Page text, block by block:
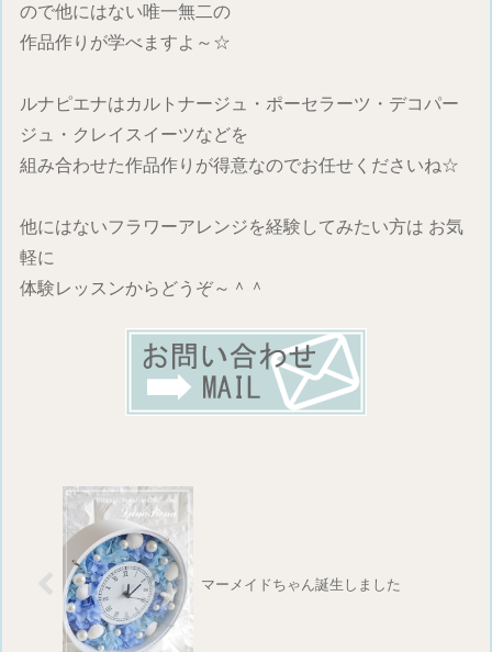
ので他にはない唯一無二の
作品作りが学べますよ～☆
ルナピエナはカルトナージュ・ポーセラーツ・デコパー
ジュ・クレイスイーツなどを
組み合わせた作品作りが得意なのでお任せくださいね☆
他にはないフラワーアレンジを経験してみたい方は お気
軽に
体験レッスンからどうぞ～＾＾
マーメイドちゃん誕生しました